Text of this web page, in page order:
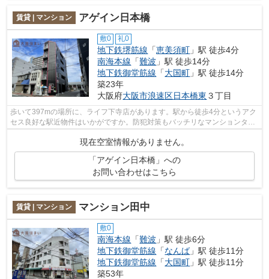
賃貸 | マンション アゲイン日本橋
敷0 礼0
地下鉄堺筋線 「恵美須町 」駅 徒歩4分
南海本線 「難波 」駅 徒歩14分
地下鉄御堂筋線 「大国町 」駅 徒歩14分
築23年
大阪府大阪市浪速区日本橋東 ３丁目
歩いて397mの場所に、ライフ下寺店があります。駅から徒歩4分というアク
セス良好な駅近物件はいかがですか。防犯対策もバッチリなマンションタイ
現在空室情報がありません。
「アゲイン日本橋」への
お問い合わせはこちら
賃貸 | マンション マンション田中
敷0
南海本線 「難波 」駅 徒歩6分
地下鉄御堂筋線 「なんば」駅 徒歩11分
地下鉄御堂筋線 「大国町 」駅 徒歩11分
築53年